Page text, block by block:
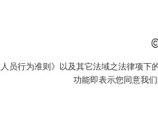
员行为准则》以及其它法域之法律项下
功能即表示您同意我